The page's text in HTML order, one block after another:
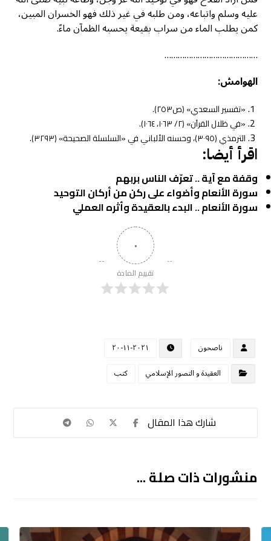
عليه وسلم واتباعه، ومن طلبه في غير ذلك فهو الخسران المبين،
كمن يطلب الماء من سراب بقيعة يحسبه الظمآن ماءً.
……………………………………
الهوامش:
«تفسير السعدي» (ص٢٥٣).
«في ظلال القرآن» (٢/ ١٠٦٣، ١٠٦٤).
الترمذي (٣٠٩٥)، وحسنه الألباني في «السلسلة الصحيحة» (٣٢٩٣).
اقرأ أيضا:
وقفة مع آية .. تعرّف الناس بربهم
سورة الأنعام وأضواء على ركن من أركان التوحيد
سورة الأنعام .. البدء بالعقيدة وأثره العملي
٠
تقييم المادة
ناصحون
٢٠٢١-١١-٢٠
العقيدة و التصور الإسلامي
كتب
منشورات ذات صلة ...